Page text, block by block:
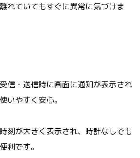
れていてもすぐに異常に気づけま
信・送信時に画面に通知が表示され
いやすく安心。
刻が大きく表示され、時計なしでも
利です。